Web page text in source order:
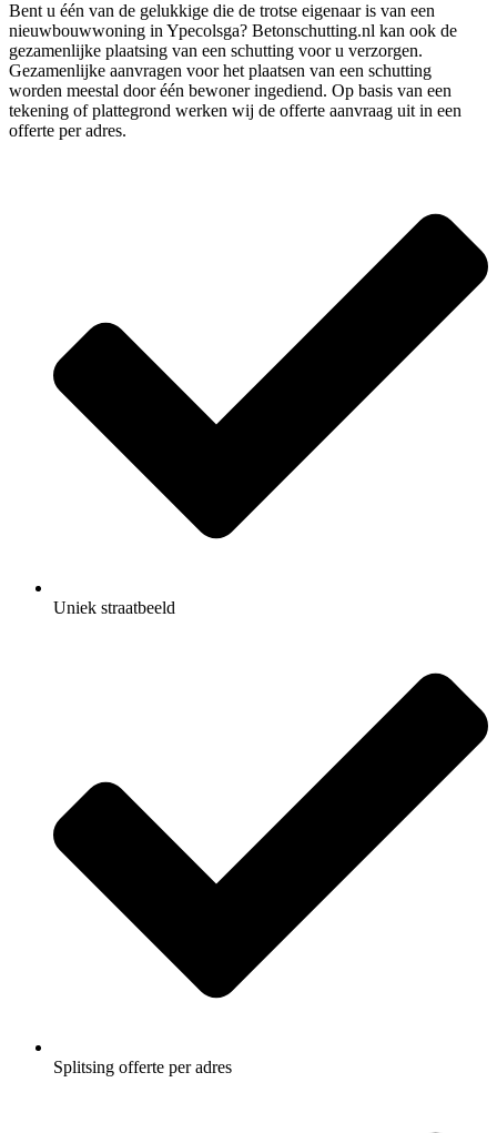
Bent u één van de gelukkige die de trotse eigenaar is van een
nieuwbouwwoning in Ypecolsga? Betonschutting.nl kan ook de
gezamenlijke plaatsing van een schutting voor u verzorgen.
Gezamenlijke aanvragen voor het plaatsen van een schutting
worden meestal door één bewoner ingediend. Op basis van een
tekening of plattegrond werken wij de offerte aanvraag uit in een
offerte per adres.
Uniek straatbeeld
Splitsing offerte per adres